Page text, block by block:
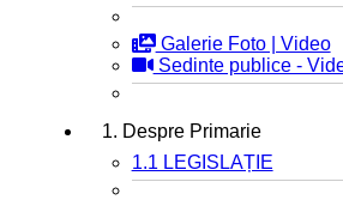
Galerie Foto | Video
Sedinte publice -
1. Despre Primarie
1.1 LEGISLAȚIE